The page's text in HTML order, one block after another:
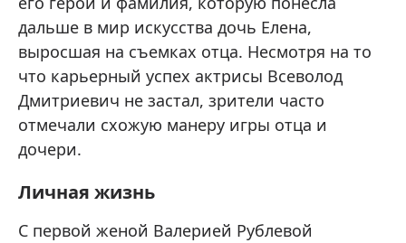
дальше в мир искусства дочь Елена,
выросшая на съемках отца. Несмотря на то
что карьерный успех актрисы Всеволод
Дмитриевич не застал, зрители часто
отмечали схожую манеру игры отца и
дочери.
Личная жизнь
С первой женой Валерией Рублевой